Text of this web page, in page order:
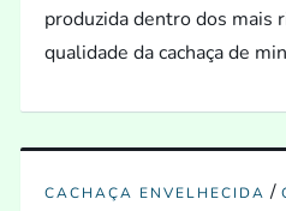
produzida dentro dos mais
qualidade da cachaça de
CACHAÇA ENVELHECIDA /